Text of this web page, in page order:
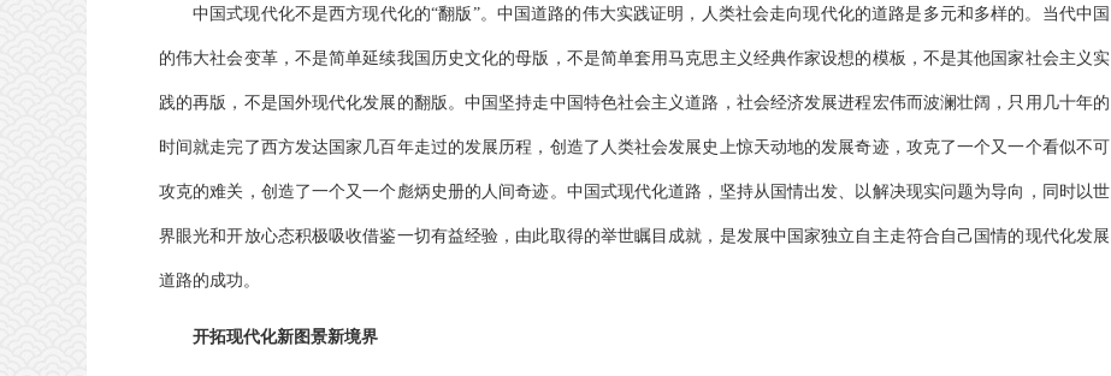
中国式现代化不是西方现代化的“翻版”。中国道路的伟大实践证明，人类社会走向现代化的道路是多元和多样的。当代中国
的伟大社会变革，不是简单延续我国历史文化的母版，不是简单套用马克思主义经典作家设想的模板，不是其他国家社会主义实
践的再版，不是国外现代化发展的翻版。中国坚持走中国特色社会主义道路，社会经济发展进程宏伟而波澜壮阔，只用几十年的
时间就走完了西方发达国家几百年走过的发展历程，创造了人类社会发展史上惊天动地的发展奇迹，攻克了一个又一个看似不可
攻克的难关，创造了一个又一个彪炳史册的人间奇迹。中国式现代化道路，坚持从国情出发、以解决现实问题为导向，同时以世
界眼光和开放心态积极吸收借鉴一切有益经验，由此取得的举世瞩目成就，是发展中国家独立自主走符合自己国情的现代化发展
道路的成功。
开拓现代化新图景新境界